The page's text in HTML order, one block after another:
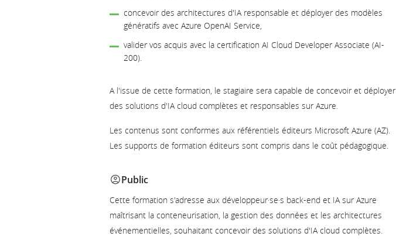
concevoir des architectures d'IA responsable et déployer des modèles
génératifs avec Azure OpenAI Service,
valider vos acquis avec la certification AI Cloud Developer Associate (AI-
200).
A l'issue de cette formation, le stagiaire sera capable de concevoir et déployer
des solutions d'IA cloud complètes et responsables sur Azure.
Les contenus sont conformes aux référentiels éditeurs Microsoft Azure (AZ).
Les supports de formation éditeurs sont compris dans le coût pédagogique.
Public
Cette formation s'adresse aux développeur·se·s back-end et IA sur Azure
maîtrisant la conteneurisation, la gestion des données et les architectures
événementielles, souhaitant concevoir des solutions d'IA cloud complètes.